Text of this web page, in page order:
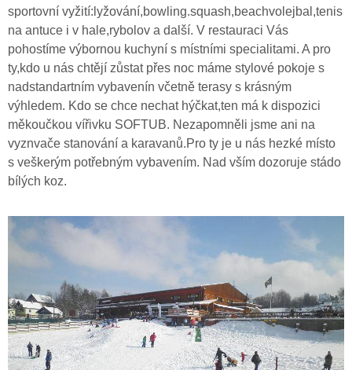
sportovní vyžití:lyžování,bowling.squash,beachvolejbal,tenis
na antuce i v hale,rybolov a další. V restauraci Vás
pohostíme výbornou kuchyní s místními specialitami. A pro
ty,kdo u nás chtějí zůstat přes noc máme stylové pokoje s
nadstandartním vybavenín včetně terasy s krásným
výhledem. Kdo se chce nechat hýčkat,ten má k dispozici
měkoučkou vířivku SOFTUB. Nezapomněli jsme ani na
vyznvače stanování a karavanů.Pro ty je u nás hezké místo
s veškerým potřebným vybavením. Nad vším dozoruje stádo
bílých koz.